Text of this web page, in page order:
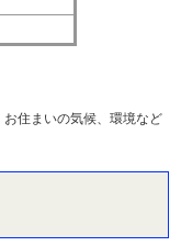
住まいの気候、環境など